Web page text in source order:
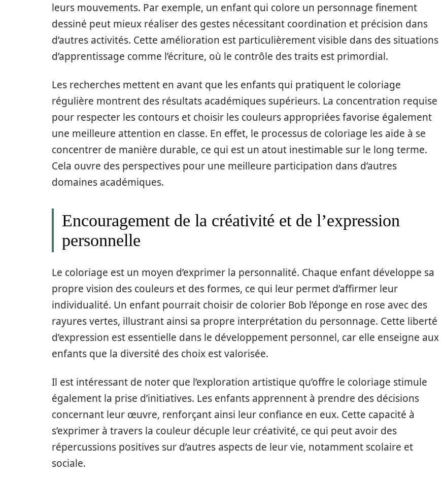
leurs mouvements. Par exemple, un enfant qui colore un personnage finement
dessiné peut mieux réaliser des gestes nécessitant coordination et précision dans
d’autres activités. Cette amélioration est particulièrement visible dans des situations
d’apprentissage comme l’écriture, où le contrôle des traits est primordial.
Les recherches mettent en avant que les enfants qui pratiquent le coloriage
régulière montrent des résultats académiques supérieurs. La concentration requise
pour respecter les contours et choisir les couleurs appropriées favorise également
une meilleure attention en classe. En effet, le processus de coloriage les aide à se
concentrer de manière durable, ce qui est un atout inestimable sur le long terme.
Cela ouvre des perspectives pour une meilleure participation dans d’autres
domaines académiques.
Encouragement de la créativité et de l’expression
personnelle
Le coloriage est un moyen d’exprimer la personnalité. Chaque enfant développe sa
propre vision des couleurs et des formes, ce qui leur permet d’affirmer leur
individualité. Un enfant pourrait choisir de colorier Bob l’éponge en rose avec des
rayures vertes, illustrant ainsi sa propre interprétation du personnage. Cette liberté
d’expression est essentielle dans le développement personnel, car elle enseigne aux
enfants que la diversité des choix est valorisée.
Il est intéressant de noter que l’exploration artistique qu’offre le coloriage stimule
également la prise d’initiatives. Les enfants apprennent à prendre des décisions
concernant leur œuvre, renforçant ainsi leur confiance en eux. Cette capacité à
s’exprimer à travers la couleur décuple leur créativité, ce qui peut avoir des
répercussions positives sur d’autres aspects de leur vie, notamment scolaire et
sociale.